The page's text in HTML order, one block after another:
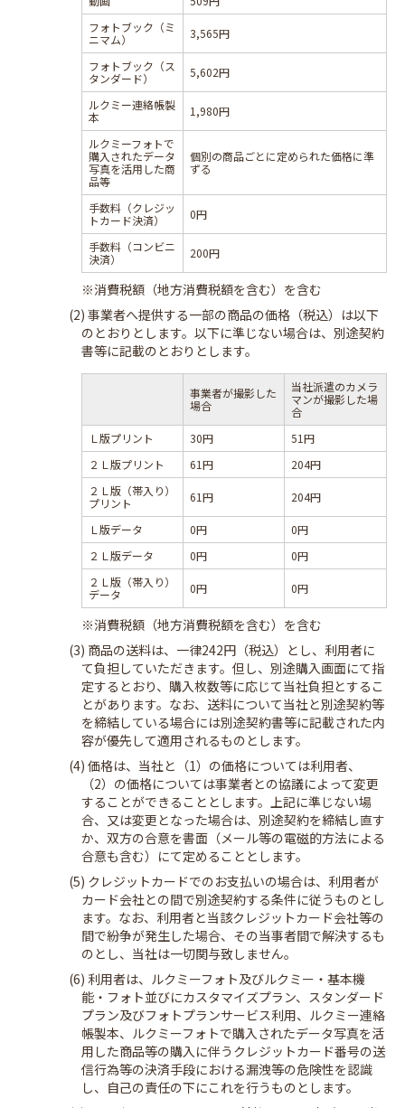
フォトブック（ミ
ニマム）
3,565円
フォトブック（ス
タンダード）
5,602円
ルクミー連絡帳製
本
1,980円
ルクミーフォトで
購入されたデータ
写真を活用した商
品等
個別の商品ごとに定められた価格に準
ずる
手数料（クレジッ
トカード決済）
0円
手数料（コンビニ
決済）
200円
※消費税額（地方消費税額を含む）を含む
(2) 事業者へ提供する一部の商品の価格（税込）は以下
のとおりとします。以下に準じない場合は、別途契約
書等に記載のとおりとします。
事業者が撮影した
場合
当社派遣のカメラ
マンが撮影した場
合
Ｌ版プリント
30円
51円
２Ｌ版プリント
61円
204円
２Ｌ版（帯入り）
プリント
61円 204円
Ｌ版データ 0円
0円
２Ｌ版データ
0円
0円
２Ｌ版（帯入り）
データ
0円 0円
※消費税額（地方消費税額を含む）を含む
(3) 商品の送料は、一律242円（税込）とし、利用者に
て負担していただきます。但し、別途購入画面にて指
定するとおり、購入枚数等に応じて当社負担とするこ
とがあります。なお、送料について当社と別途契約等
を締結している場合には別途契約書等に記載された内
容が優先して適用されるものとします。
(4) 価格は、当社と（1）の価格については利用者、
（2）の価格については事業者との協議によって変更
することができることとします。上記に準じない場
合、又は変更となった場合は、別途契約を締結し直す
か、双方の合意を書面（メール等の電磁的方法による
合意も含む）にて定めることとします。
(5) クレジットカードでのお支払いの場合は、利用者が
カード会社との間で別途契約する条件に従うものとし
ます。なお、利用者と当該クレジットカード会社等の
間で紛争が発生した場合、その当事者間で解決するも
のとし、当社は一切関与致しません。
(6) 利用者は、ルクミーフォト及びルクミー・基本機
能・フォト並びにカスタマイズプラン、スタンダード
プラン及びフォトプランサービス利用、ルクミー連絡
帳製本、ルクミーフォトで購入されたデータ写真を活
用した商品等の購入に伴うクレジットカード番号の送
信行為等の決済手段における漏洩等の危険性を認識
し、自己の責任の下にこれを行うものとします。